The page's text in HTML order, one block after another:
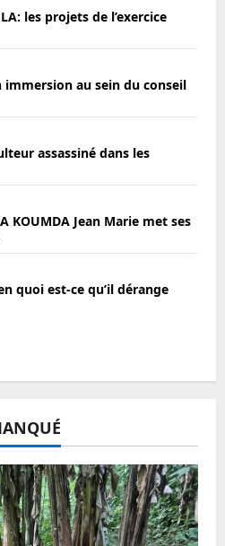
les projets de l’exercice
immersion au sein du conseil
assassiné dans les
KOUMDA Jean Marie met ses
quoi est-ce qu’il dérange